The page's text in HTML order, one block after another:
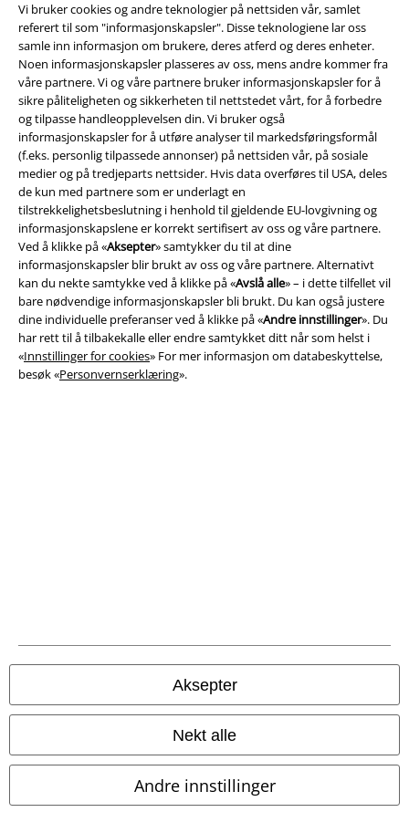
Vi bruker cookies og andre teknologier på nettsiden vår, samlet
referert til som "informasjonskapsler". Disse teknologiene lar oss
samle inn informasjon om brukere, deres atferd og deres enheter.
Noen informasjonskapsler plasseres av oss, mens andre kommer fra
våre partnere. Vi og våre partnere bruker informasjonskapsler for å
sikre påliteligheten og sikkerheten til nettstedet vårt, for å forbedre
og tilpasse handleopplevelsen din. Vi bruker også
informasjonskapsler for å utføre analyser til markedsføringsformål
(f.eks. personlig tilpassede annonser) på nettsiden vår, på sosiale
medier og på tredjeparts nettsider. Hvis data overføres til USA, deles
de kun med partnere som er underlagt en
tilstrekkelighetsbeslutning i henhold til gjeldende EU-lovgivning og
informasjonskapslene er korrekt sertifisert av oss og våre partnere.
Ved å klikke på «Aksepter» samtykker du til at dine
informasjonskapsler blir brukt av oss og våre partnere. Alternativt
kan du nekte samtykke ved å klikke på «Avslå alle» – i dette tilfellet vil
bare nødvendige informasjonskapsler bli brukt. Du kan også justere
dine individuelle preferanser ved å klikke på «Andre innstillinger». Du
har rett til å tilbakekalle eller endre samtykket ditt når som helst i
«Innstillinger for cookies» For mer informasjon om databeskyttelse,
besøk «Personvernserklæring».
Aksepter
Nekt alle
Andre innstillinger
Kuttene er ekstremt varierte. Hvis du liker å bruke litt strammere, er du
på den sikre siden med
bukser
i en slank passform eller i et moderne
skinny cut. Hvis du liker litt mer benplass, er bukser med et enkelt og
tidløst rett snitt helt riktig. De er spesielt egnet for et uformelt antrekk til
hverdagsbruk. Selvfølgelig liker damene også å rocke, og støvler er
uunnværlige for rockere, metalheads og punkrockjenter. Derfor er
mange modeller spesialdesignet i en boot cut, som gir plass til sparkene.
Og hvis du vil slappe av komfortabelt og fortsatt være kul, er det ekstra
brede, koselige kjærestesnittet det valgte for deg. Så stup inn i EMP
Shop nå og finn buksene som passer deg akkurat.
Hos oss finner du enda flere klær til en rekke anledninger. Bare fortsett å
surfe her:
Biker jakker
Kjøp klær
Kjøp skinnjakker
Kjøp Lederhosen
Badeshorts
lang frakk
Denim skjorter
Jeg godkjenner at jeg frivillig godtar å få tilsendt EMPs nyhetsbrev og at
E.M.P Merchandising kan bruke min personlige data og sende
informasjon om produkter på et gjentatt basis. Min personlige data vil
kun bli brukt forsvarlig i henhold tilData Privacy Policy. Jeg kan ta tilbake
min godkjennelse når som helst ved å kontakte E.M.P Merchandising
mbH
Meld deg av nyhetsbrevether.